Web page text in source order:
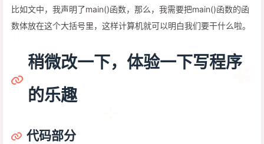
比如文中，我声明了main()函数，那么，我需要把main()函数的函
数体放在这个大括号里，这样计算机就可以明白我们要干什么啦。
稍微改一下，体验一下写程序
的乐趣
代码部分